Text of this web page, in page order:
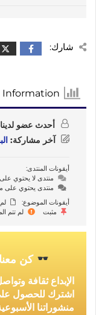
شارك:
Information
أحدث عضو
آخر مشاركة:
أيقونات المنتدى:
منتدى لا يحتوي
منتدى يحتوي على
أيقونات الموضوع:
مثبت
لم تتم
كن معنا
الإبداع ثقافة
اشترك للحصول
منشوراتنا